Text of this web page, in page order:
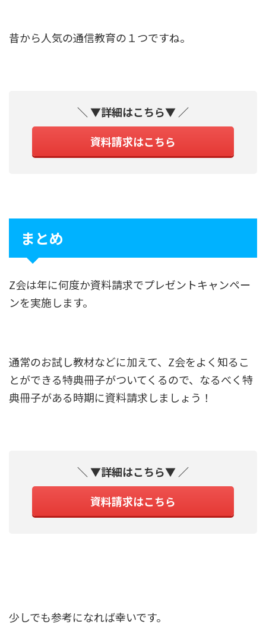
昔から人気の通信教育の１つですね。
＼ ▼詳細はこちら▼ ／
資料請求はこちら
まとめ
Z会は年に何度か資料請求でプレゼントキャンペー
ンを実施します。
通常のお試し教材などに加えて、Z会をよく知るこ
とができる特典冊子がついてくるので、なるべく特
典冊子がある時期に資料請求しましょう！
＼ ▼詳細はこちら▼ ／
資料請求はこちら
少しでも参考になれば幸いです。